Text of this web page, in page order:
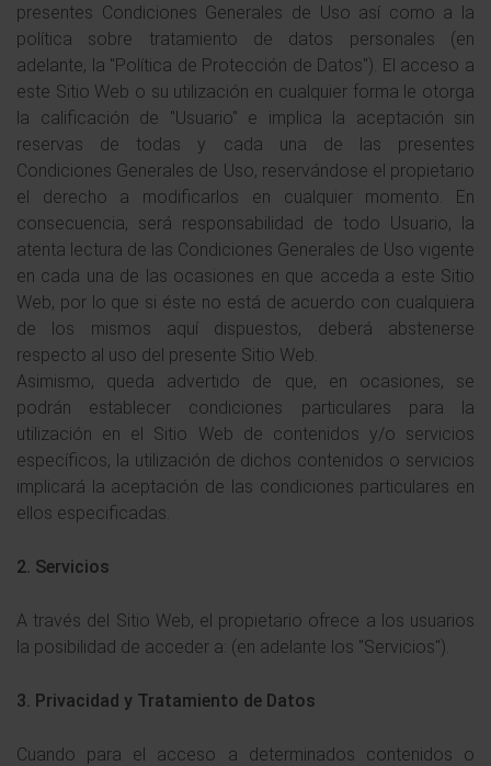
presentes Condiciones Generales de Uso así como a la
política sobre tratamiento de datos personales (en
adelante, la "Política de Protección de Datos"). El acceso a
este Sitio Web o su utilización en cualquier forma le otorga
la calificación de "Usuario" e implica la aceptación sin
reservas de todas y cada una de las presentes
Condiciones Generales de Uso, reservándose el propietario
el derecho a modificarlos en cualquier momento. En
consecuencia, será responsabilidad de todo Usuario, la
atenta lectura de las Condiciones Generales de Uso vigente
en cada una de las ocasiones en que acceda a este Sitio
Web, por lo que si éste no está de acuerdo con cualquiera
de los mismos aquí dispuestos, deberá abstenerse
respecto al uso del presente Sitio Web.
Asimismo, queda advertido de que, en ocasiones, se
podrán establecer condiciones particulares para la
utilización en el Sitio Web de contenidos y/o servicios
específicos, la utilización de dichos contenidos o servicios
implicará la aceptación de las condiciones particulares en
ellos especificadas.
2. Servicios
A través del Sitio Web, el propietario ofrece a los usuarios
la posibilidad de acceder a: (en adelante los "Servicios").
3. Privacidad y Tratamiento de Datos
Cuando para el acceso a determinados contenidos o